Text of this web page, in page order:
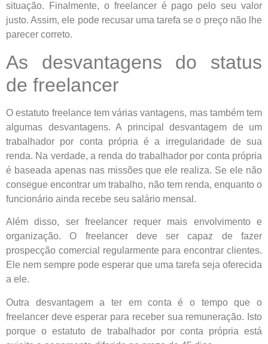
situação. Finalmente, o freelancer é pago pelo seu valor
justo. Assim, ele pode recusar uma tarefa se o preço não lhe
parecer correto.
As desvantagens do status
de freelancer
O estatuto freelance tem várias vantagens, mas também tem
algumas desvantagens. A principal desvantagem de um
trabalhador por conta própria é a irregularidade de sua
renda. Na verdade, a renda do trabalhador por conta própria
é baseada apenas nas missões que ele realiza. Se ele não
consegue encontrar um trabalho, não tem renda, enquanto o
funcionário ainda recebe seu salário mensal.
Além disso, ser freelancer requer mais envolvimento e
organização. O freelancer deve ser capaz de fazer
prospecção comercial regularmente para encontrar clientes.
Ele nem sempre pode esperar que uma tarefa seja oferecida
a ele.
Outra desvantagem a ter em conta é o tempo que o
freelancer deve esperar para receber sua remuneração. Isto
porque o estatuto de trabalhador por conta própria está